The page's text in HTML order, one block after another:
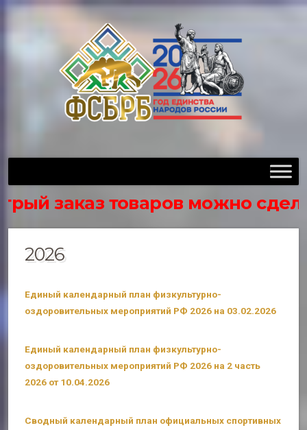
заказ товаров можно
2026
Единый календарный план физкультурно-
оздоровительных мероприятий РФ 2026 на 03.02.2026
Единый календарный план физкультурно-
оздоровительных мероприятий РФ 2026 на 2 часть
2026 от 10.04.2026
Сводный календарный план официальных спортивных